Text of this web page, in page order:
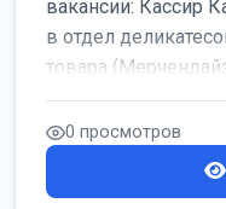
вакансии: Кассир
в отдел
товара
0 просмотров